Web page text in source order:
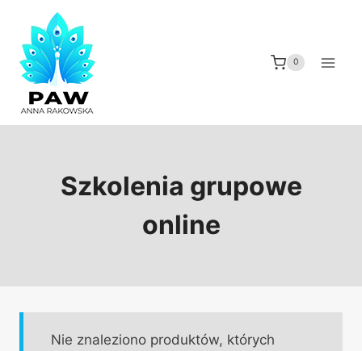
Przeskocz
treści
0
Szkolenia grupowe
online
Nie znaleziono produktów, których